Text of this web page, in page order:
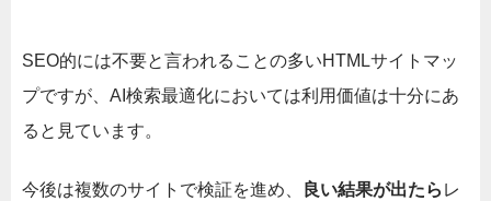
SEO的には不要と言われることの多いHTMLサイトマッ
プですが、AI検索最適化においては利用価値は十分にあ
ると見ています。
今後は複数のサイトで検証を進め、 良い結果が出たら レ